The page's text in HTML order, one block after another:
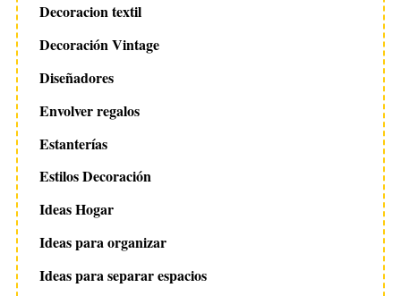
Decoracion textil
Decoración Vintage
Diseñadores
Envolver regalos
Estanterías
Estilos Decoración
Ideas Hogar
Ideas para organizar
Ideas para separar espacios